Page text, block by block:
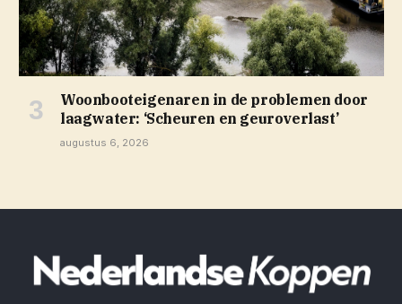
Woonbooteigenaren in de problemen door
laagwater: ‘Scheuren en geuroverlast’
augustus 6, 2026